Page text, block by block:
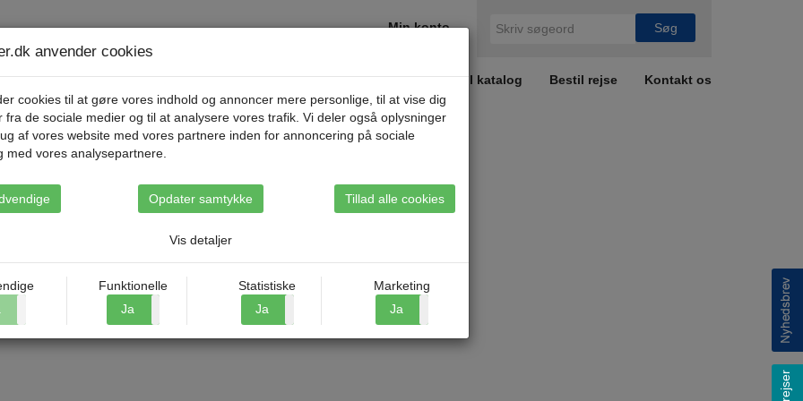
Min konto
Destinationer Rejsetyper Om Riis Rejser Bestil katalog Bestil rejse Kontakt os
perle
anvender cookies
cookies til at gøre vores indhold og annoncer mere personlige, til at vise dig
fra de sociale medier og til at analysere vores trafik. Vi deler også oplysninger
af vores website med vores partnere inden for annoncering på sociale
med vores analysepartnere.
Opdater samtykke Tillad alle cookies
Vis detaljer
Funktionelle
Ja
Statistiske
Ja
Marketing
Ja